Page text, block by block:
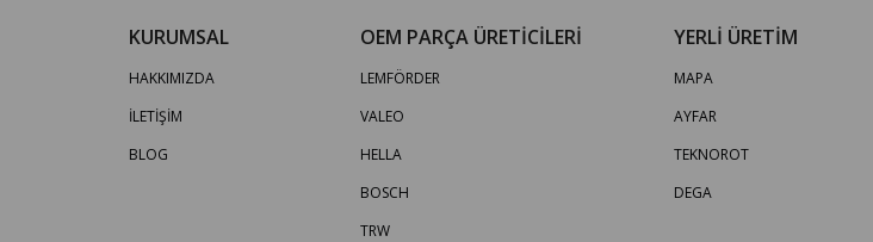
KURUMSAL
HAKKIMIZDA
İLETİŞİM
BLOG
OEM PARÇA ÜRETİCİLERİ
LEMFÖRDER
VALEO
HELLA
BOSCH
TRW
YERLİ ÜRETİM
MAPA
AYFAR
TEKNOROT
DEGA